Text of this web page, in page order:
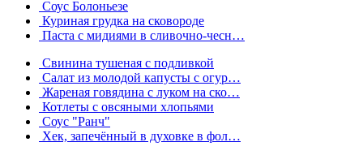
Соус Болоньезе
Куриная грудка на сковороде
Паста с мидиями в сливочно-чесн…
Свинина тушеная с подливкой
Салат из молодой капусты с огур…
Жареная говядина с луком на ско…
Котлеты с овсяными хлопьями
Соус "Ранч"
Хек, запечённый в духовке в фол…